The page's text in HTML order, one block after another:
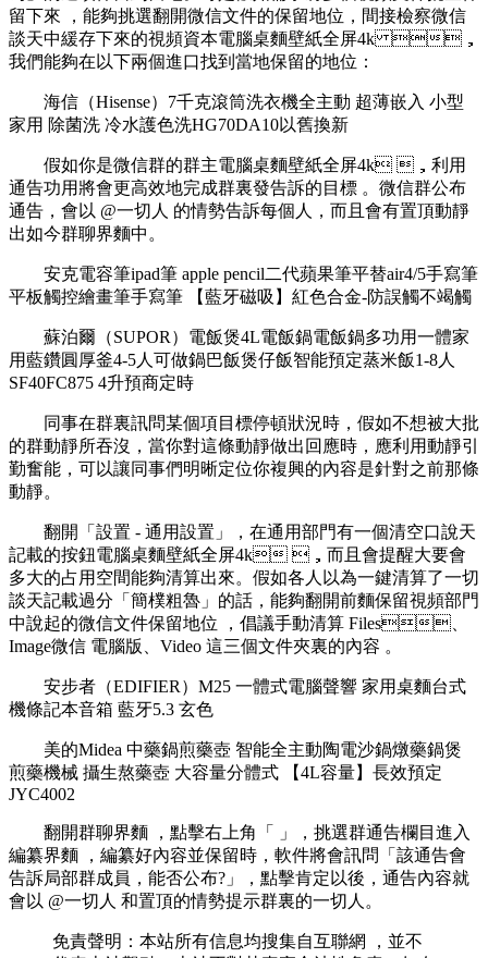
留下來  ，能夠挑選翻開微信文件的保留地位，間接檢察微信
談天中緩存下來的視頻資本電腦桌麵壁紙全屏4k ，
我們能夠在以下兩個進口找到當地保留的地位：
海信（Hisense）7千克滾筒洗衣機全主動 超薄嵌入 小型
家用 除菌洗 冷水護色洗HG70DA10以舊換新
假如你是微信群的群主電腦桌麵壁紙全屏4k ，利用
通告功用將會更高效地完成群裏發告訴的目標 。微信群公布
通告，會以 @一切人 的情勢告訴每個人，而且會有置頂動靜
出如今群聊界麵中。
安克電容筆ipad筆 apple pencil二代蘋果筆平替air4/5手寫筆
平板觸控繪畫筆手寫筆 【藍牙磁吸】紅色合金-防誤觸不竭觸
蘇泊爾（SUPOR）電飯煲4L電飯鍋電飯鍋多功用一體家
用藍鑽圓厚釜4-5人可做鍋巴飯煲仔飯智能預定蒸米飯1-8人
SF40FC875 4升預商定時
同事在群裏訊問某個項目標停頓狀況時，假如不想被大批
的群動靜所吞沒，當你對這條動靜做出回應時，應利用動靜引
勤奮能，可以讓同事們明晰定位你複興的內容是針對之前那條
動靜。
翻開「設置 - 通用設置」 ，在通用部門有一個清空口說天
記載的按鈕電腦桌麵壁紙全屏4k ，而且會提醒大要會
多大的占用空間能夠清算出來 。假如各人以為一鍵清算了一切
談天記載過分「簡樸粗魯」的話 ，能夠翻開前麵保留視頻部門
中說起的微信文件保留地位  ，倡議手動清算 Files、
Image微信 電腦版、Video 這三個文件夾裏的內容 。
安步者（EDIFIER）M25 一體式電腦聲響 家用桌麵台式
機條記本音箱 藍牙5.3 玄色
美的Midea 中藥鍋煎藥壺 智能全主動陶電沙鍋燉藥鍋煲
煎藥機械 攝生熬藥壺 大容量分體式 【4L容量】長效預定
JYC4002
翻開群聊界麵 ，點擊右上角「 」，挑選群通告欄目進入
編纂界麵 ，編纂好內容並保留時，軟件將會訊問「該通告會
告訴局部群成員，能否公布?」，點擊肯定以後，通告內容就
會以 @一切人 和置頂的情勢提示群裏的一切人。
免責聲明：本站所有信息均搜集自互聯網 ，並不